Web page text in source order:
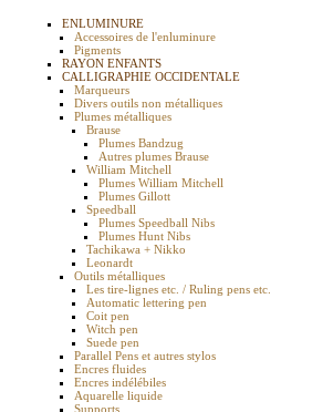
ENLUMINURE
Accessoires de l'enluminure
Pigments
RAYON ENFANTS
CALLIGRAPHIE OCCIDENTALE
Marqueurs
Divers outils non métalliques
Plumes métalliques
Brause
Plumes Bandzug
Autres plumes Brause
William Mitchell
Plumes William Mitchell
Plumes Gillott
Speedball
Plumes Speedball Nibs
Plumes Hunt Nibs
Tachikawa + Nikko
Leonardt
Outils métalliques
Les tire-lignes etc. / Ruling pens etc.
Automatic lettering pen
Coit pen
Witch pen
Suede pen
Parallel Pens et autres stylos
Encres fluides
Encres indélébiles
Aquarelle liquide
Supports